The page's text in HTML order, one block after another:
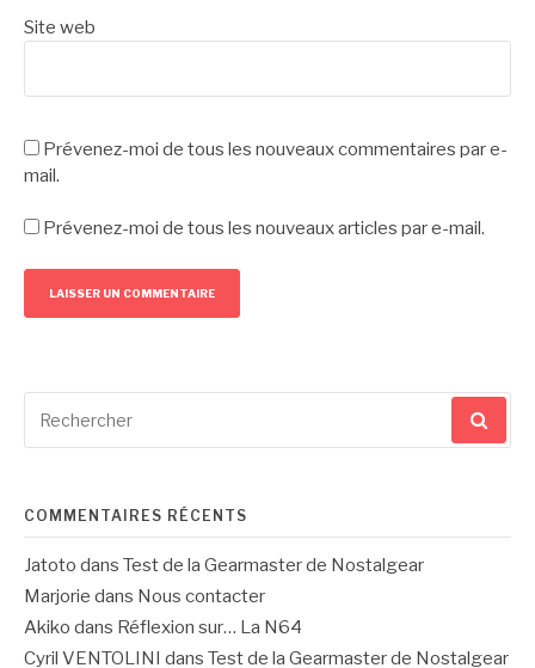
Site web
Prévenez-moi de tous les nouveaux commentaires par e-
mail.
Prévenez-moi de tous les nouveaux articles par e-mail.
pour
COMMENTAIRES RÉCENTS
Jatoto dans Test de la Gearmaster de Nostalgear
Marjorie dans Nous contacter
Akiko dans Réflexion sur… La N64
Cyril VENTOLINI dans Test de la Gearmaster de Nostalgear